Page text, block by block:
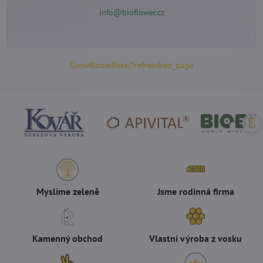
info@bioflower.cz
GrowBloomBees/?ref=embed_page
Myslíme zeleně Jsme rodinná firma
Kamenný obchod Vlastní výroba z vosku